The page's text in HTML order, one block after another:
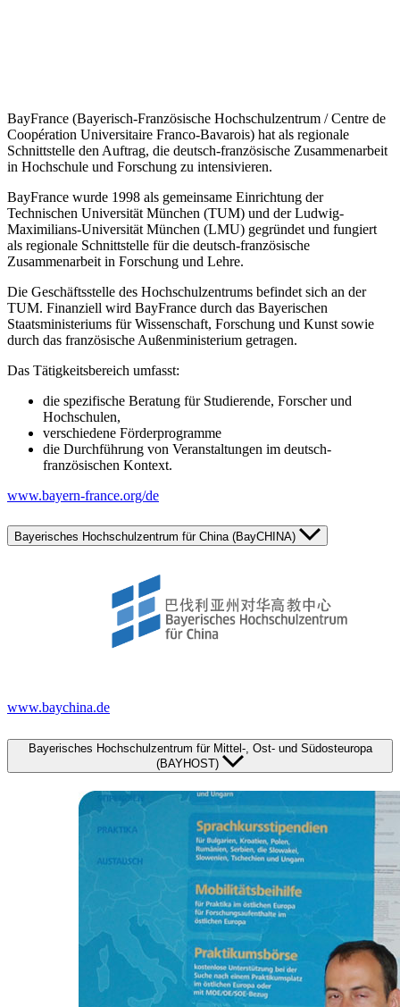
BayFrance (Bayerisch-Französische Hochschulzentrum / Centre de
Coopération Universitaire Franco-Bavarois) hat als regionale
Schnittstelle den Auftrag, die deutsch-französische Zusammenarbeit
in Hochschule und Forschung zu intensivieren.
BayFrance wurde 1998 als gemeinsame Einrichtung der
Technischen Universität München (TUM) und der Ludwig-
Maximilians-Universität München (LMU) gegründet und fungiert
als regionale Schnittstelle für die deutsch-französische
Zusammenarbeit in Forschung und Lehre.
Die Geschäftsstelle des Hochschulzentrums befindet sich an der
TUM. Finanziell wird BayFrance durch das Bayerischen
Staatsministeriums für Wissenschaft, Forschung und Kunst sowie
durch das französische Außenministerium getragen.
Das Tätigkeitsbereich umfasst:
die spezifische Beratung für Studierende, Forscher und
Hochschulen,
verschiedene Förderprogramme
die Durchführung von Veranstaltungen im deutsch-
französischen Kontext.
www.bayern-france.org/de
Bayerisches Hochschulzentrum für China (BayCHINA)
www.baychina.de
Bayerisches Hochschulzentrum für Mittel-, Ost- und Südosteuropa
(BAYHOST)